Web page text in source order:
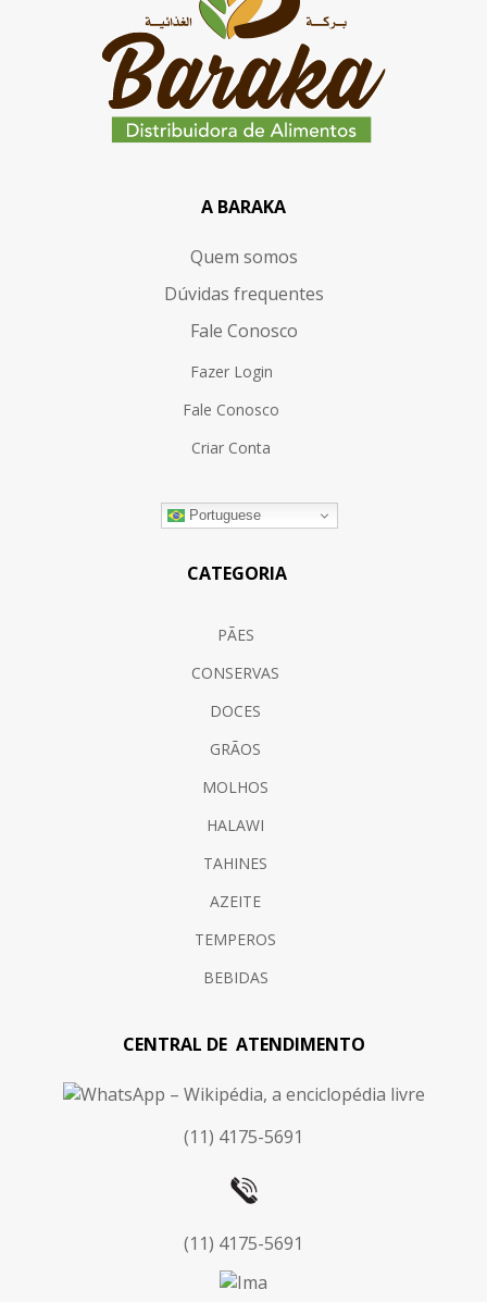
A BARAKA
Quem somos
Dúvidas frequentes
Fale Conosco
Fazer Login
Fale Conosco
Criar Conta
Portuguese
CATEGORIA
PÃES
CONSERVAS
DOCES
GRÃOS
MOLHOS
HALAWI
TAHINES
AZEITE
TEMPEROS
BEBIDAS
CENTRAL DE ATENDIMENTO
(11) 4175-5691
(11) 4175-5691